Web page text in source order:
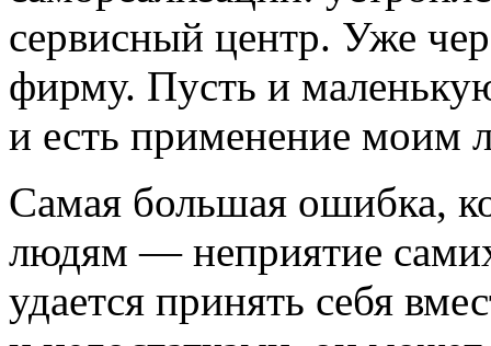
сервисный центр. Уже
фирму. Пусть и
и есть применение моим
Самая большая ошибка,
людям — неприятие
удается принять себя